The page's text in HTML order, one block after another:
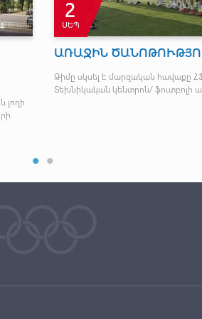
լողի
2
ՍԵՊ
ԱՌԱՋԻՆ
Թիմը սկսել է մարզական հավաքը
Տեխնիկական կենտրոն/ ֆուտբոլի